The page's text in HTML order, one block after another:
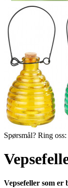
Spørsmål? Ring oss:
Vepsefeller som er